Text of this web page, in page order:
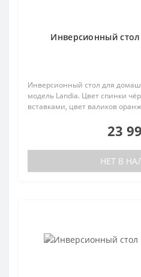
Инверсионный стол
Инверсионный стол для
модель Landia. Цвет спинки
вставками, цвет валиков
23
НЕТ В